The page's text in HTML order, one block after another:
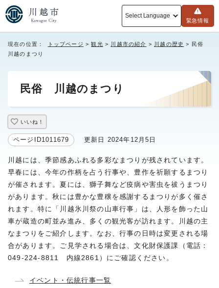
Select Language
緊急情報
現在の位置： トップページ >観光 > 川越市の紹介 > 川越の歴史 > 民俗
川越のまつり
民俗 川越のまつり
いいね！
ページID1011679 更新日 2024年12月5日
川越には、季節感あふれる多彩なまつりが残されています。
早春には、今年の作柄を占う行事や、豊作を祈願するまつり
が催されます。夏には、獅子舞など疫病や害虫を祓うまつり
があります。秋には豊かな豊穣を感謝するまつりが多く催さ
れます。特に「川越氷川祭の山車行事」は、人形を飾った山
車が蔵造の町並み進み、多くの観光客が訪れます。川越の主
なまつりをご紹介します。なお、行事の日時は変更される場
合があります。ご見学される場合は、文化財保護課（電話：
049-224-8811 内線2861）にご確認ください。
イベント・伝統行事一覧